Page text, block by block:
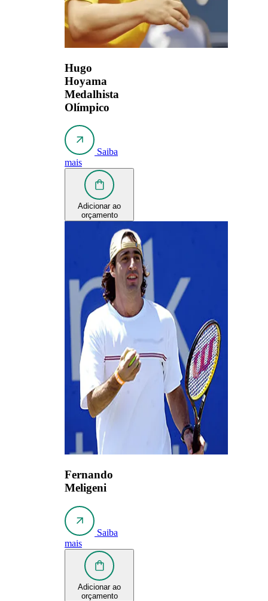
Hugo
Hoyama
Medalhista
Olímpico
Saiba
mais
Adicionar ao
orçamento
Fernando
Meligeni
Saiba
mais
Adicionar ao
orçamento